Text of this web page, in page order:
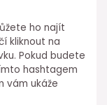
ho najít
kliknout na
Pokud budete
hashtagem
vám ukáže